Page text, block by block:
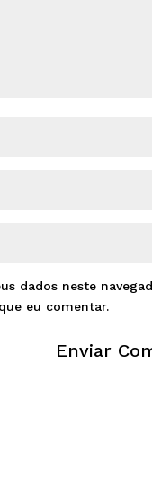
dados neste
eu comentar.